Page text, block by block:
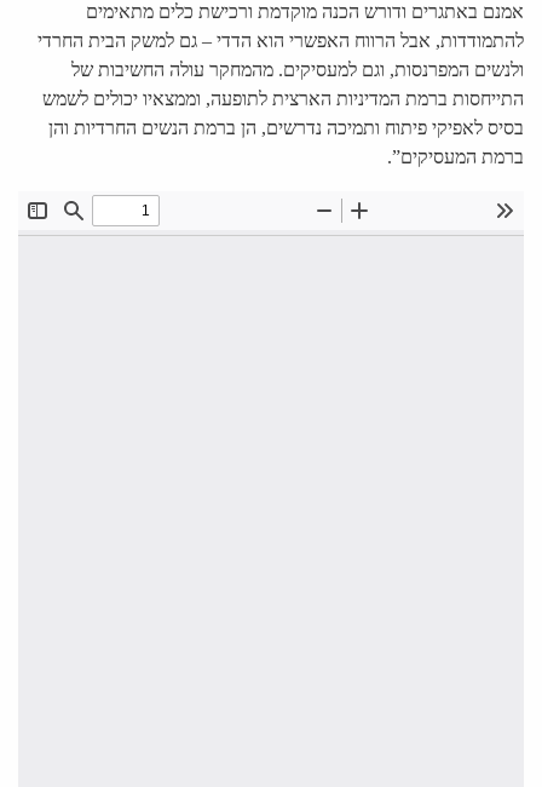
אמנם באתגרים ודורש הכנה מוקדמת ורכישת כלים מתאימים
להתמודדות, אבל הרווח האפשרי הוא הדדי – גם למשק הבית החרדי
ולנשים המפרנסות, וגם למעסיקים. מהמחקר עולה החשיבות של
התייחסות ברמת המדיניות הארצית לתופעה, וממצאיו יכולים לשמש
בסיס לאפיקי פיתוח ותמיכה נדרשים, הן ברמת הנשים החרדיות והן
ברמת המעסיקים”.